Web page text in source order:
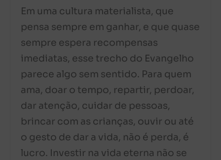
Em uma cultura materialista, que
pensa sempre em ganhar, e que quase
sempre espera recompensas
imediatas, esse trecho do Evangelho
parece algo sem sentido. Para quem
ama, doar o tempo, repartir, perdoar,
dar atenção, cuidar de pessoas,
brincar com as crianças, ouvir ou até
o gesto de dar a vida, não é perda, é
lucro. Investir na vida eterna não se